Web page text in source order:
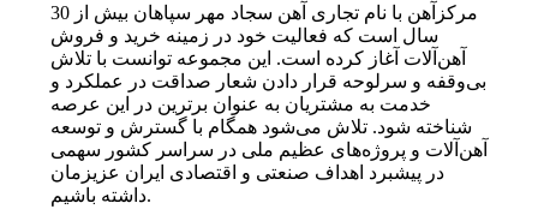
مرکزآهن با نام تجاری آهن سجاد مهر سپاهان بیش از 30
سال است که فعالیت خود در زمینه خرید و فروش
آهن‌آلات آغاز کرده است. این مجموعه توانست با تلاش
بی‌وقفه و سرلوحه قرار دادن شعار صداقت در عملکرد و
خدمت به مشتریان به عنوان برترین در این عرصه
شناخته شود. تلاش می‌شود همگام با گسترش و توسعه
آهن‌آلات و پروژه‌های عظیم ملی در سراسر کشور سهمی
در پیشبرد اهداف صنعتی و اقتصادی ایران عزیزمان
داشته باشیم.